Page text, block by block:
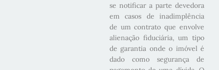
se notificar a parte devedora
em casos de inadimplência
de um contrato que envolve
alienação fiduciária, um tipo
de garantia onde o imóvel é
dado como segurança de